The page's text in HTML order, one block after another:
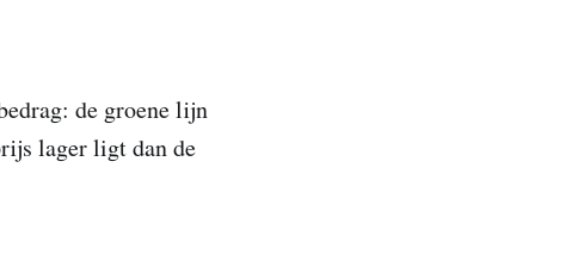
de groene lijn
lager ligt dan de